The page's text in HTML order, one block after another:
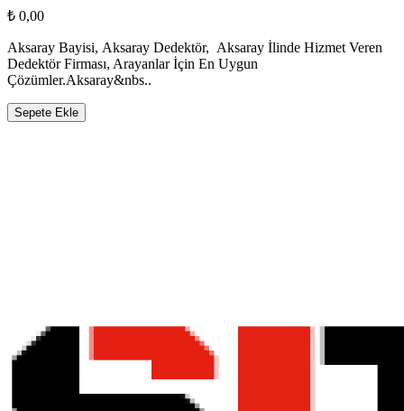
₺ 0,00
Aksaray Bayisi, Aksaray Dedektör, Aksaray İlinde Hizmet Veren
Dedektör Firması, Arayanlar İçin En Uygun
Çözümler.Aksaray&nbs..
Sepete Ekle